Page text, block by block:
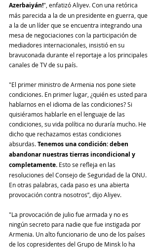
Azerbaiyán!", enfatizó Aliyev. Con una retórica
más parecida a la de un presidente en guerra, que
a la de un líder que se encuentra integrando una
mesa de negociaciones con la participación de
mediadores internacionales, insistió en su
bravuconada durante el reportaje a los principales
canales de TV de su país.
"El primer ministro de Armenia nos pone siete
condiciones. En primer lugar, ¿quién es usted para
hablarnos en el idioma de las condiciones? Si
quisiéramos hablarle en el lenguaje de las
condiciones, su vida política no duraría mucho. He
dicho que rechazamos estas condiciones
absurdas. Tenemos una condición: deben
abandonar nuestras tierras incondicional y
completamente. Esto se refleja en las
resoluciones del Consejo de Seguridad de la ONU.
En otras palabras, cada paso es una abierta
provocación contra nosotros”, dijo Aliyev.
"La provocación de julio fue armada y no es
ningún secreto para nadie que fue instigada por
Armenia. Un alto funcionario de uno de los países
de los copresidentes del Grupo de Minsk lo ha